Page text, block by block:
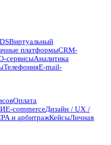
Виртуальный
платформыCRM-
сервисыАналитика
ТелефонияE-mail-
Оплата
E-commerceДизайн / UX /
и арбитражКейсыЛичная